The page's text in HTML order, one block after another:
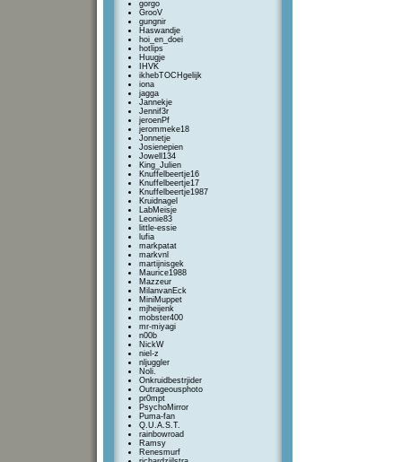
gorgo
GrooV
gungnir
Haswandje
hoi_en_doei
hotlips
Huugje
IHVK
ikhebTOCHgelijk
iona
jagga
Jannekje
Jennif3r
jeroenPf
jerommeke18
Jonnetje
Josienepien
Jowell134
King_Julien
Knuffelbeertje16
Knuffelbeertje17
Knuffelbeertje1987
Kruidnagel
LabMeisje
Leonie83
little-essie
lufia
markpatat
markvnl
martijnisgek
Maurice1988
Mazzeur
MilanvanEck
MiniMuppet
mjheijenk
mobster400
mr-miyagi
n00b
NickW
niel-z
nljuggler
Noli.
Onkruidbestrjider
Outrageousphoto
pr0mpt
PsychoMirror
Puma-fan
Q.U.A.S.T.
rainbowroad
Ramsy
Renesmurf